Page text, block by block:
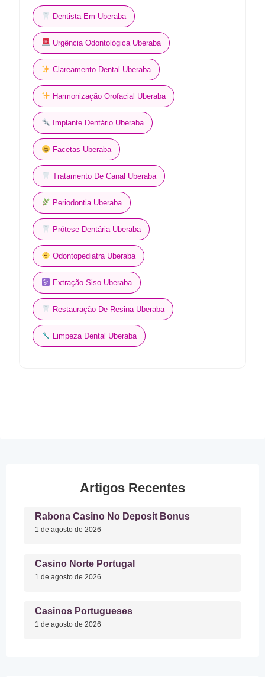
Dentista Em Uberaba
Urgência Odontológica Uberaba
Clareamento Dental Uberaba
Harmonização Orofacial Uberaba
Implante Dentário Uberaba
Facetas Uberaba
Tratamento De Canal Uberaba
Periodontia Uberaba
Prótese Dentária Uberaba
Odontopediatra Uberaba
Extração Siso Uberaba
Restauração De Resina Uberaba
Limpeza Dental Uberaba
Artigos Recentes
Rabona Casino No Deposit Bonus
1 de agosto de 2026
Casino Norte Portugal
1 de agosto de 2026
Casinos Portugueses
1 de agosto de 2026